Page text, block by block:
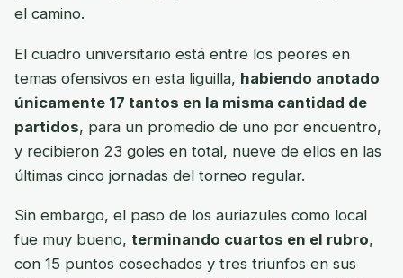
el camino.
El cuadro universitario está entre los peores en
temas ofensivos en esta liguilla, habiendo anotado
únicamente 17 tantos en la misma cantidad de
partidos, para un promedio de uno por encuentro,
y recibieron 23 goles en total, nueve de ellos en las
últimas cinco jornadas del torneo regular.
Sin embargo, el paso de los auriazules como local
fue muy bueno, terminando cuartos en el rubro,
con 15 puntos cosechados y tres triunfos en sus